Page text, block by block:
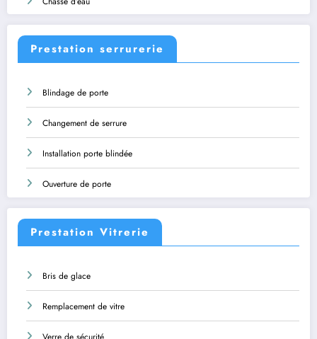
Prestation serrurerie
Blindage de porte
Changement de serrure
Installation porte blindée
Ouverture de porte
Prestation Vitrerie
Bris de glace
Remplacement de vitre